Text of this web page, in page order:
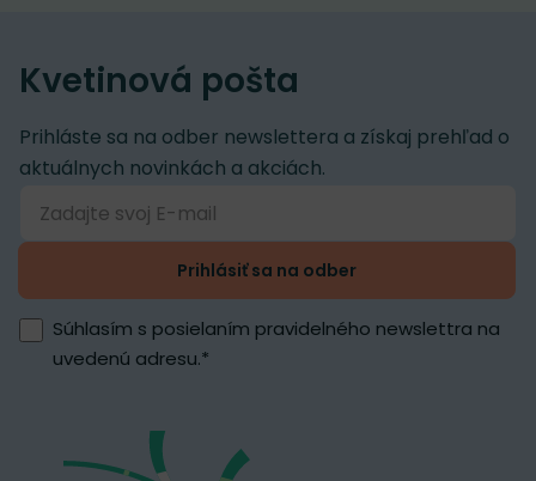
Kvetinová pošta
Prihláste sa na odber newslettera a získaj prehľad o
aktuálnych novinkách a akciách.
Prihlásiť sa na odber
Súhlasím s posielaním pravidelného newslettra na
uvedenú adresu.*